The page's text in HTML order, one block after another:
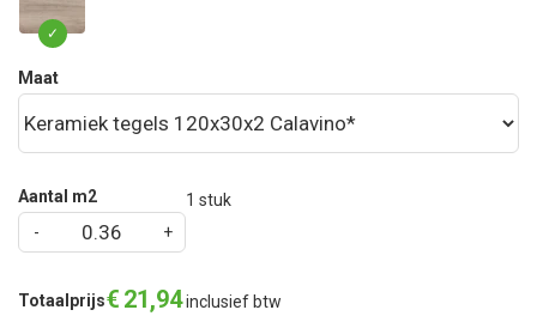
Maat
Aantal m2 1 stuk
Totaalprijs€ 21,94inclusief btw